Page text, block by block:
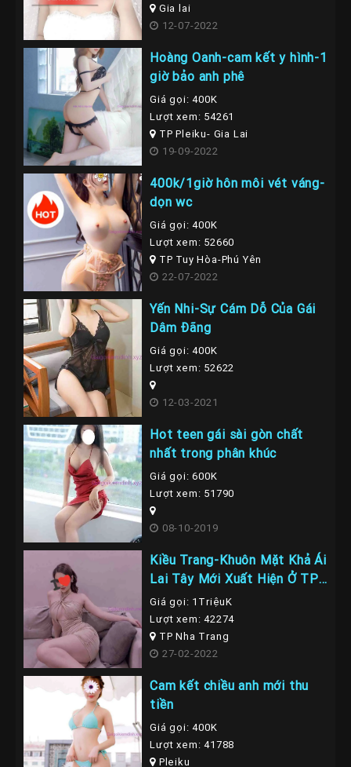
Gia lai
12-07-2022
Hoàng Oanh-cam kết y hình-1
giờ bảo anh phê
Giá gọi: 400K
Lượt xem: 54261
TP Pleiku- Gia Lai
19-09-2022
400k/1giờ hôn môi vét váng-
dọn wc
Giá gọi: 400K
Lượt xem: 52660
TP Tuy Hòa-Phú Yên
22-07-2022
Yến Nhi-Sự Cám Dỗ Của Gái
Dâm Đãng
Giá gọi: 400K
Lượt xem: 52622
12-03-2021
Hot teen gái sài gòn chất
nhất trong phân khúc
Giá gọi: 600K
Lượt xem: 51790
08-10-2019
Kiều Trang-Khuôn Mặt Khả Ái
Lai Tây Mới Xuất Hiện Ở TP
Nha Trang
Giá gọi: 1TriệuK
Lượt xem: 42274
TP Nha Trang
27-02-2022
Cam kết chiều anh mới thu
tiền
Giá gọi: 400K
Lượt xem: 41788
Pleiku